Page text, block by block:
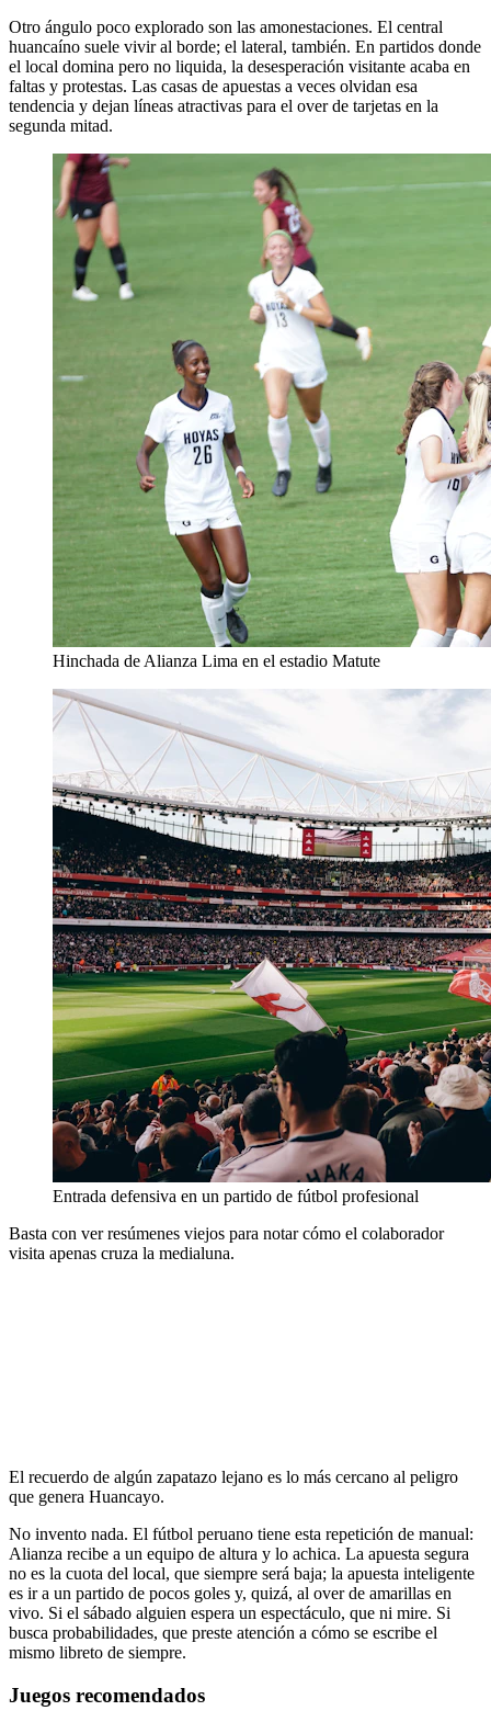
Otro ángulo poco explorado son las amonestaciones. El central
huancaíno suele vivir al borde; el lateral, también. En partidos donde
el local domina pero no liquida, la desesperación visitante acaba en
faltas y protestas. Las casas de apuestas a veces olvidan esa
tendencia y dejan líneas atractivas para el over de tarjetas en la
segunda mitad.
Hinchada de Alianza Lima en el estadio Matute
Entrada defensiva en un partido de fútbol profesional
Basta con ver resúmenes viejos para notar cómo el colaborador
visita apenas cruza la medialuna.
El recuerdo de algún zapatazo lejano es lo más cercano al peligro
que genera Huancayo.
No invento nada. El fútbol peruano tiene esta repetición de manual:
Alianza recibe a un equipo de altura y lo achica. La apuesta segura
no es la cuota del local, que siempre será baja; la apuesta inteligente
es ir a un partido de pocos goles y, quizá, al over de amarillas en
vivo. Si el sábado alguien espera un espectáculo, que ni mire. Si
busca probabilidades, que preste atención a cómo se escribe el
mismo libreto de siempre.
Juegos recomendados